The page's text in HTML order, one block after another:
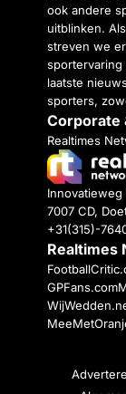
ook andere
uitblinken.
streven we
laatste
sporters,
Corporate
Realtimes
Innovatieweg
7007 CD,
+31(315)-
Realtimes
GPFans.com